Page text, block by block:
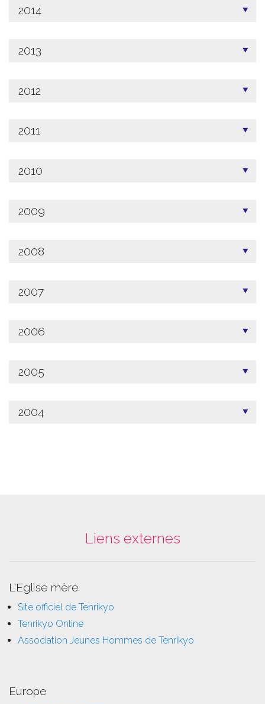
2014
2013
2012
2011
2010
2009
2008
2007
2006
2005
2004
Liens externes
L'Eglise mère
Site officiel de Tenrikyo
Tenrikyo Online
Association Jeunes Hommes de Tenrikyo
Europe